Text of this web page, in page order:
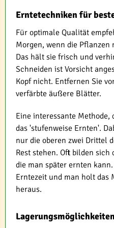
Erntetechniken für
Für optimale Qualität
Morgen, wenn die Pflanzen
Das hält sie frisch und
Schneiden ist Vorsicht
Kopf nicht. Entfernen Sie
verfärbte äußere Blätter.
Eine interessante
das 'stufenweise Ernten'.
nur die oberen zwei Drittel
Rest stehen. Oft bilden sich
die man später ernten
Erntezeit und man holt das
heraus.